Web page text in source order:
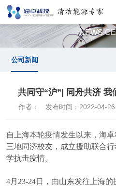
公司
NEWS
公司新闻
共同守“沪”| 同舟共济
作者： 发布时间：2022-04-
自上海本轮疫情发生以来，海
三地同济校友，成立援助联合
学抗击疫情。
4月23-24日，由山东发往上海